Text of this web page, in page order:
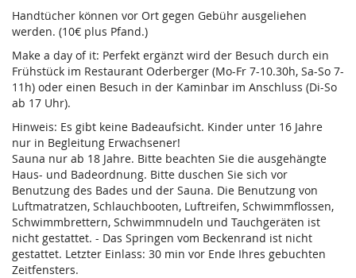
Handtücher können vor Ort gegen Gebühr ausgeliehen
werden. (10€ plus Pfand.)
Make a day of it: Perfekt ergänzt wird der Besuch durch ein
Frühstück im Restaurant Oderberger (Mo-Fr 7-10.30h, Sa-So 7-
11h) oder einen Besuch in der Kaminbar im Anschluss (Di-So
ab 17 Uhr).
Hinweis: Es gibt keine Badeaufsicht. Kinder unter 16 Jahre
nur in Begleitung Erwachsener!
Sauna nur ab 18 Jahre. Bitte beachten Sie die ausgehängte
Haus- und Badeordnung. Bitte duschen Sie sich vor
Benutzung des Bades und der Sauna. Die Benutzung von
Luftmatratzen, Schlauchbooten, Luftreifen, Schwimmflossen,
Schwimmbrettern, Schwimmnudeln und Tauchgeräten ist
nicht gestattet. - Das Springen vom Beckenrand ist nicht
gestattet. Letzter Einlass: 30 min vor Ende Ihres gebuchten
Zeitfensters.